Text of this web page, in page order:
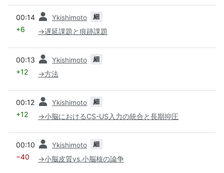
00:14 Ykishimoto 細
+6 →遅延課題と痕跡課題
00:13 Ykishimoto 細
+12 →方法
00:12 Ykishimoto 細
+12 →小脳におけるCS-US入力の統合と長期抑圧
00:10 Ykishimoto 細
−40 →小脳皮質vs.小脳核の論争